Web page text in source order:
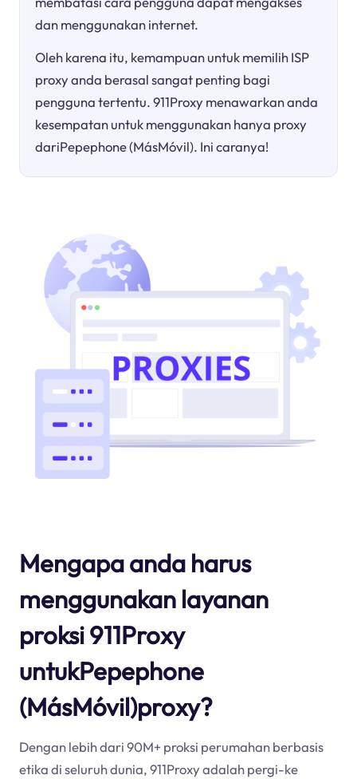
dan menggunakan internet.
Oleh karena itu, kemampuan untuk memilih ISP
proxy anda berasal sangat penting bagi
pengguna tertentu. 911Proxy menawarkan anda
kesempatan untuk menggunakan hanya proxy
dariPepephone (MásMóvil). Ini caranya!
Mengapa anda harus
menggunakan layanan
proksi 911Proxy
untukPepephone
(MásMóvil)proxy?
Dengan lebih dari 90M+ proksi perumahan berbasis
etika di seluruh dunia, 911Proxy adalah pergi-ke